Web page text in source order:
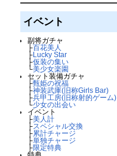
イベント
副将ガチャ
├百花美人
├Lucky Star
├仮装の集い
└美少女楽園
セット装備ガチャ
├甄姫の祝福
├神装武庫(旧称Girls Bar)
├兵甲工房(旧称射的ゲーム)
└少女の出会い
イベント
├美人計
├スペシャル交換
├累計チャージ
├単独チャージ
├限定特典